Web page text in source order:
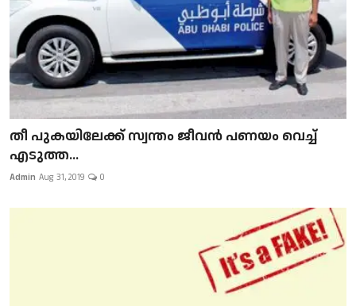
​​​​​​​തീ പുകയിലേക്ക് സ്വന്തം ജീവന്‍ പണയം വെച്ച്
എടുത്ത...
Admin Aug 31, 2019 0